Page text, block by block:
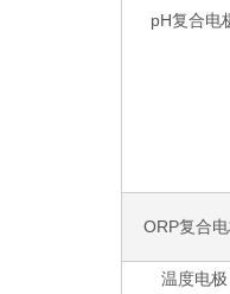
pH复合电
ORP复合
温度电极